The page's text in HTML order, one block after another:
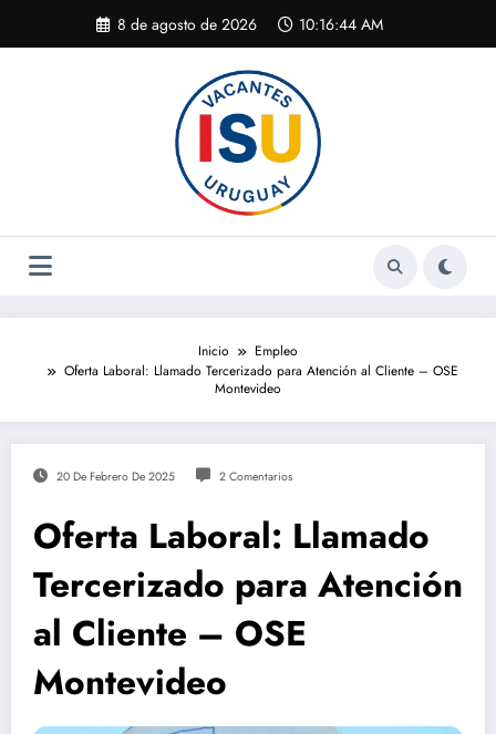
contenido
8 de agosto de 2026 10:16:45 AM
Inicio
Empleo
Oferta Laboral: Llamado Tercerizado para Atención al Cliente – OSE
Montevideo
20 De Febrero De 2025 2 Comentarios
Oferta Laboral: Llamado
Tercerizado para Atención
al Cliente – OSE
Montevideo